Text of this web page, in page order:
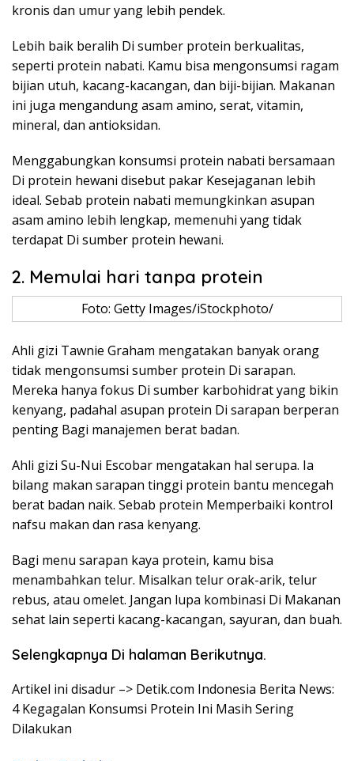
kronis dan umur yang lebih pendek.
Lebih baik beralih Di sumber protein berkualitas,
seperti protein nabati. Kamu bisa mengonsumsi ragam
bijian utuh, kacang-kacangan, dan biji-bijian. Makanan
ini juga mengandung asam amino, serat, vitamin,
mineral, dan antioksidan.
Menggabungkan konsumsi protein nabati bersamaan
Di protein hewani disebut pakar Kesejaganan lebih
ideal. Sebab protein nabati memungkinkan asupan
asam amino lebih lengkap, memenuhi yang tidak
terdapat Di sumber protein hewani.
2. Memulai hari tanpa protein
Foto: Getty Images/iStockphoto/
Ahli gizi Tawnie Graham mengatakan banyak orang
tidak mengonsumsi sumber protein Di sarapan.
Mereka hanya fokus Di sumber karbohidrat yang bikin
kenyang, padahal asupan protein Di sarapan berperan
penting Bagi manajemen berat badan.
Ahli gizi Su-Nui Escobar mengatakan hal serupa. Ia
bilang makan sarapan tinggi protein bantu mencegah
berat badan naik. Sebab protein Memperbaiki kontrol
nafsu makan dan rasa kenyang.
Bagi menu sarapan kaya protein, kamu bisa
menambahkan telur. Misalkan telur orak-arik, telur
rebus, atau omelet. Jangan lupa kombinasi Di Makanan
sehat lain seperti kacang-kacangan, sayuran, dan buah.
Selengkapnya Di halaman Berikutnya.
Artikel ini disadur –> Detik.com Indonesia Berita News:
4 Kegagalan Konsumsi Protein Ini Masih Sering
Dilakukan